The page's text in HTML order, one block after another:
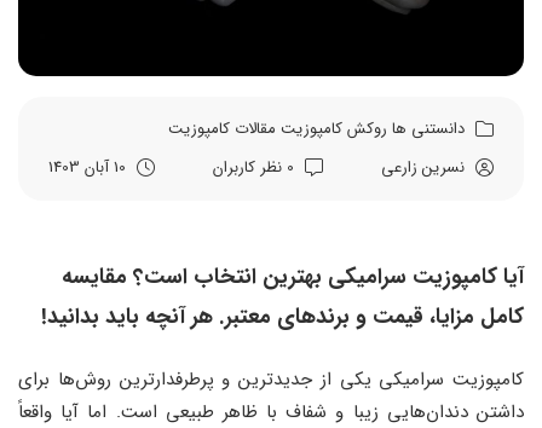
دانستنی ها روکش کامپوزیت مقالات کامپوزیت
نسرین زارعی
آیا کامپوزیت سرامیکی بهترین انتخاب است؟ مقایسه
کامل مزایا، قیمت و برندهای معتبر. هر آنچه باید بدانید!
کامپوزیت سرامیکی یکی از جدیدترین و پرطرفدارترین روش‌ها برای
داشتن دندان‌هایی زیبا و شفاف با ظاهر طبیعی است. اما آیا واقعاً